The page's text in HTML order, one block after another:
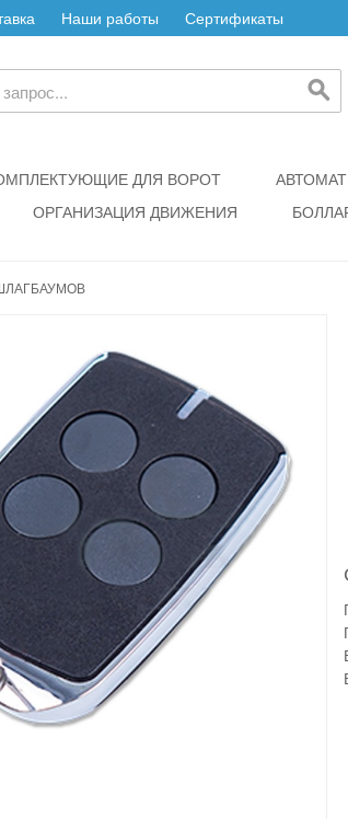
Наши работы Сертификаты
ДЛЯ ВОРОТ
ОРГАНИЗАЦИЯ ДВИЖЕНИЯ